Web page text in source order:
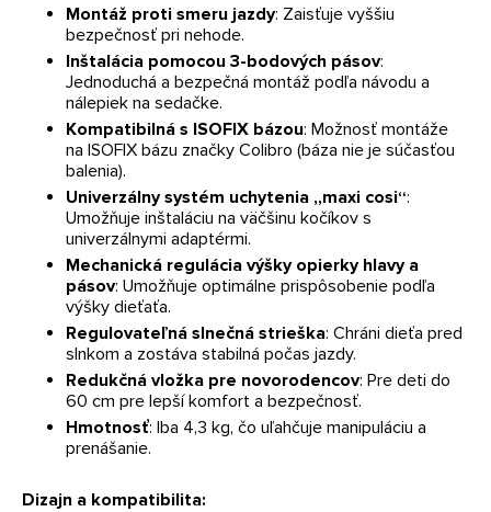
Montáž proti smeru jazdy: Zaisťuje vyššiu
bezpečnosť pri nehode.
Inštalácia pomocou 3-bodových pásov:
Jednoduchá a bezpečná montáž podľa návodu a
nálepiek na sedačke.
Kompatibilná s ISOFIX bázou: Možnosť montáže
na ISOFIX bázu značky Colibro (báza nie je súčasťou
balenia).
Univerzálny systém uchytenia „maxi cosi“:
Umožňuje inštaláciu na väčšinu kočíkov s
univerzálnymi adaptérmi.
Mechanická regulácia výšky opierky hlavy a
pásov: Umožňuje optimálne prispôsobenie podľa
výšky dieťaťa.
Regulovateľná slnečná strieška: Chráni dieťa pred
slnkom a zostáva stabilná počas jazdy.
Redukčná vložka pre novorodencov: Pre deti do
60 cm pre lepší komfort a bezpečnosť.
Hmotnosť: Iba 4,3 kg, čo uľahčuje manipuláciu a
prenášanie.
Dizajn a kompatibilita: